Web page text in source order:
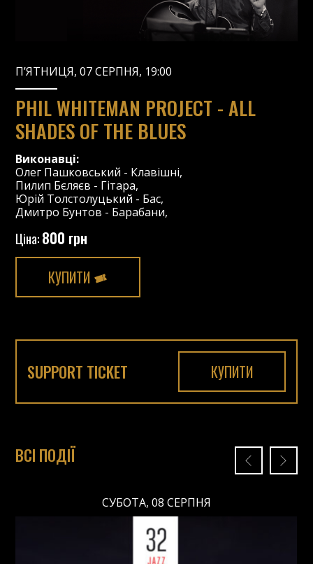
П’ЯТНИЦЯ, 07 СЕРПНЯ, 19:00
PHIL WHITEMAN PROJECT - ALL
SHADES OF THE BLUES
Виконавці:
Олег Пашковський - Клавішні,
Пилип Бєляєв - Гітара,
Юрій Толстолуцький - Бас,
Дмитро Бунтов - Барабани,
Ціна:800 грн
КУПИТИ
SUPPORT TICKET КУПИТИ
ВСІ ПОДІЇ
СУБОТА, 08 СЕРПНЯ